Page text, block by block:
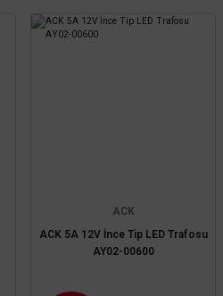
ACK
ACK 5A 12V İnce Tip LED Trafosu
AY02-00600